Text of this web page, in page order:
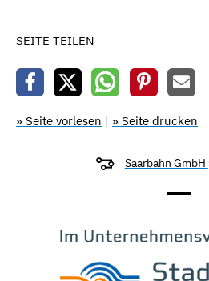
SEITE TEILEN
» Seite vorlesen | » Seite drucken
Saarbahn GmbH